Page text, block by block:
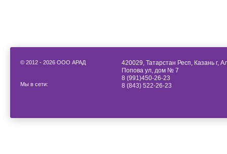
© 2012 - 2026 ООО АРАД
Мы в сети:
420029, Татарстан Респ, Казань г,
Попова ул, дом № 7
8 (991)450-26-23
8 (843) 522-26-23